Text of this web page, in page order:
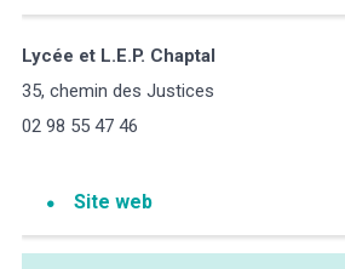
Lycée et L.E.P. Chaptal
35, chemin des Justices
02 98 55 47 46
Site web